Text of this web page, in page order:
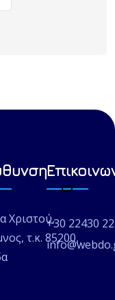
Χριστού,
τ.κ. 85200,
+30 22430